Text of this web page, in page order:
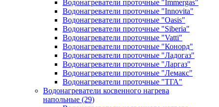
Водонагреватели проточные "Immergas"
Водонагреватели проточные "Innovita"
Водонагреватели проточные "Oasis"
Водонагреватели проточные "Siberia"
Водонагреватели проточные "Vatti"
Водонагреватели проточные "Конорд"
Водонагреватели проточные "Ладогаз"
Водонагреватели проточные "Ларгаз"
Водонагреватели проточные "Лемакс"
Водонагреватели проточные "ТГА"
Водонагреватели косвенного нагрева
напольные (29)